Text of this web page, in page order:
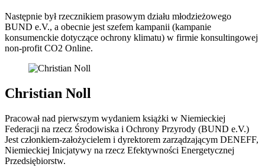
Następnie był rzecznikiem prasowym działu młodzieżowego
BUND e.V., a obecnie jest szefem kampanii (kampanie
konsumenckie dotyczące ochrony klimatu) w firmie konsultingowej
non-profit CO2 Online.
Christian Noll
Pracował nad pierwszym wydaniem książki w Niemieckiej
Federacji na rzecz Środowiska i Ochrony Przyrody (BUND e.V.)
Jest członkiem-założycielem i dyrektorem zarządzającym DENEFF,
Niemieckiej Inicjatywy na rzecz Efektywności Energetycznej
Przedsiębiorstw.